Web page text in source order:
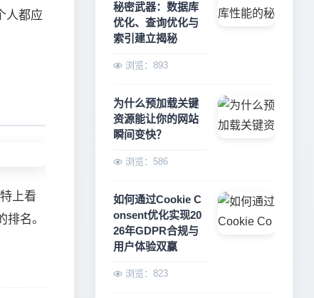
人都应
上看
名。
秘密武器：数据库
优化、查询优化与
索引建立揭秘
浏览：893
为什么预加载关键
资源能让你的网站
瞬间变快？
浏览：586
如何通过Cookie C
onsent优化实现20
26年GDPR合规与
用户体验双赢
浏览：823